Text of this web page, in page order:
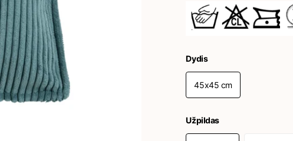
Dydis
45x45 cm
Užpildas